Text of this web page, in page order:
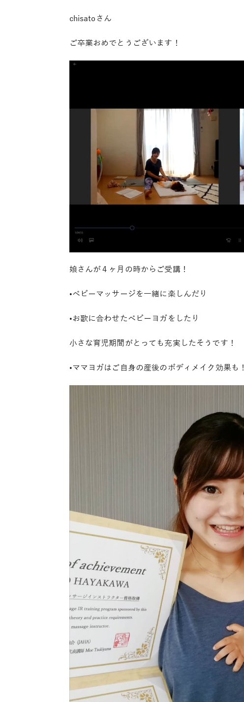
chisatoさん
ご卒業おめでとうございます！
娘さんが４ヶ月の時からご受講！
•ベビーマッサージを一緒に楽しんだり
•お歌に合わせたベビーヨガをしたり
小さな育児期間がとっても充実したそうです！
•ママヨガはご自身の産後のボディメイク効果も！